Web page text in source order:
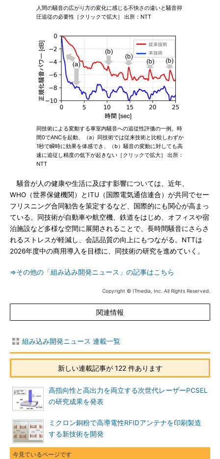
人間の騒音の広がり方の変化に感じる不快さの違いと騒音抑
圧追従の必要性［クリックで拡大］ 出所：NTT
同技術による変動する車室内騒音への追従性評価の一例。時
間0でANCを起動、（a）同技術では従来技術と比較しわずか
1秒で瞬時に効果を体感でき、（b）騒音の変動に対しても高
速に追従し精度の低下が起きない［クリックで拡大］ 出所：
NTT
騒音が人の健康や生活に及ぼす影響については、近年、
WHO（世界保健機関）とITU（国際電気通信連合）が共同でセー
フリスニング合同勧告を策定するなど、国際的にも関心が高まっ
ている。同技術が自動車や航空機、鉄道をはじめ、オフィスや宿
泊施設など多様な空間に展開されることで、長時間騒音にさらさ
れるストレスが軽減し、会話品質の向上にもつながる。NTTは
2026年度中の商用導入を目標に、同技術の研究を進めていく。
⇒その他の「組み込み開発ニュース」の記事はこちら
Copyright © ITmedia, Inc. All Rights Reserved.
関連情報
組み込み開発ニュース 連載一覧
新しい連載記事が 122 件あります
高指向性と高出力を両立する次世代レーザーPCSEL
の研究成果を発表
ミクロン銅粉で高導電性RFIDアンテナを印刷製造
する新技術を開発